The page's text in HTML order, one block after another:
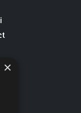
×